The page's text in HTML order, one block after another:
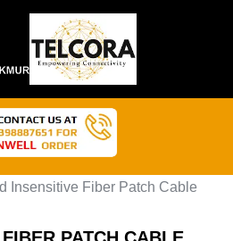
Insensitive Fiber Patch Cable